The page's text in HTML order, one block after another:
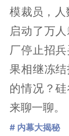
模裁员，
启动了万
厂停止招
果相继冻
的情况？
来聊一聊。
# 内幕大揭秘